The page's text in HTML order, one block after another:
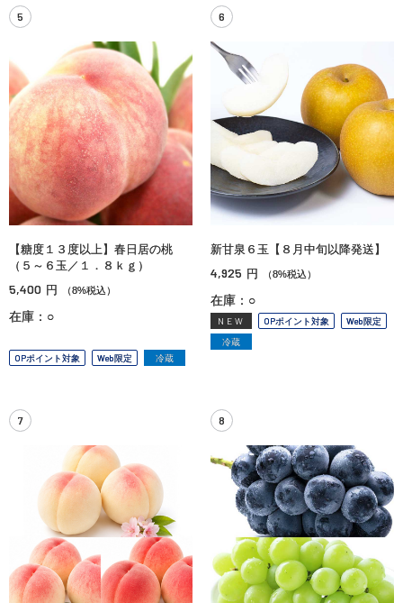
5
【糖度１３度以上】春日居の桃
（５～６玉／１．８ｋｇ）
5,400 円 （8%税込）
在庫：○
OPポイント対象 Web限定 冷蔵
6
新甘泉６玉【８月中旬以降発送】
4,925 円 （8%税込）
在庫：○
NEW OPポイント対象
Web限定
冷蔵
7 8